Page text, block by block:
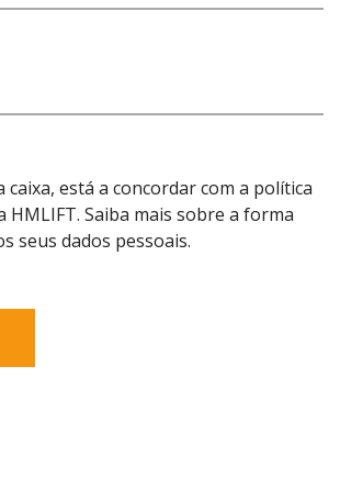
caixa, está a concordar com a política
HMLIFT. Saiba mais sobre a forma
seus dados pessoais.